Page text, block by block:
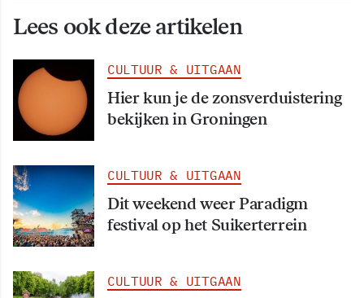
Lees ook deze artikelen
CULTUUR & UITGAAN
Hier kun je de zonsverduistering
bekijken in Groningen
CULTUUR & UITGAAN
Dit weekend weer Paradigm
festival op het Suikerterrein
CULTUUR & UITGAAN